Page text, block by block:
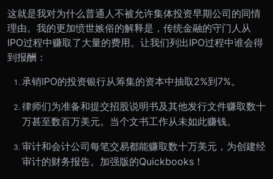
这就是我对为什么普通人不被允许集体投资早期公司的同情
理由。我的更加愤世嫉俗的解释是，传统金融的守门人从
IPO过程中赚取了大量的费用。让我们列出IPO过程中谁会得
到报酬：
承销IPO的投资银行从筹集的资本中抽取2%到7%。
律师们为准备和提交招股说明书及其他发行文件赚取数十
万甚至数百万美元。当个文书工作从未如此赚钱。
审计和会计公司每笔交易都能赚取数十万美元，为创建经
审计的财务报告。加强版的Quickbooks！